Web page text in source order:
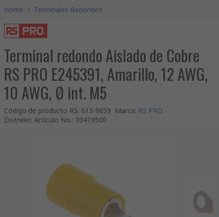
Home / Terminales Redondos
Terminal redondo Aislado de Cobre
RS PRO E245391, Amarillo, 12 AWG,
10 AWG, Ø int. M5
Código de producto RS: 613-9659 Marca: RS PRO
Distrelec Artículo No.: 30419500